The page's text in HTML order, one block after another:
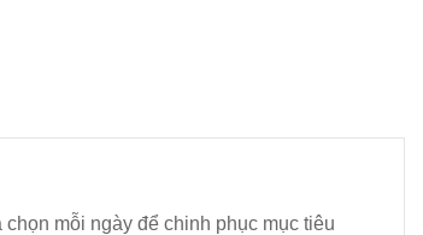
mỗi ngày để chinh phục mục tiêu